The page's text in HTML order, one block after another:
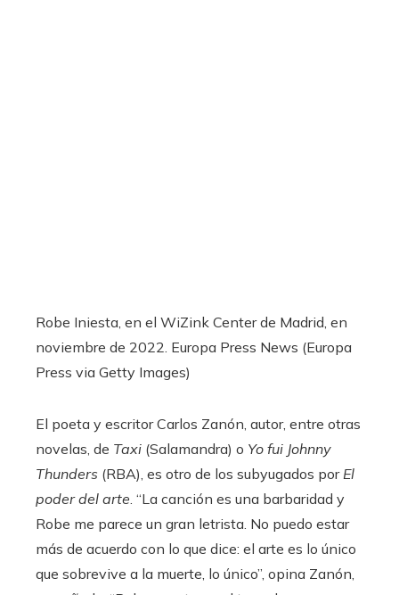
Robe Iniesta, en el WiZink Center de Madrid, en
noviembre de 2022. Europa Press News (Europa
Press via Getty Images)
El poeta y escritor Carlos Zanón, autor, entre otras
novelas, de Taxi (Salamandra) o Yo fui Johnny
Thunders (RBA), es otro de los subyugados por El
poder del arte . “La canción es una barbaridad y
Robe me parece un gran letrista. No puedo estar
más de acuerdo con lo que dice: el arte es lo único
que sobrevive a la muerte, lo único”, opina Zanón,